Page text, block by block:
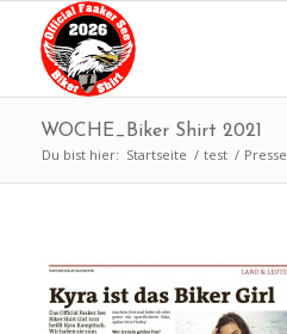
WOCHE_Biker Shirt 2021
Du bist hier: Startseite / test / Presse